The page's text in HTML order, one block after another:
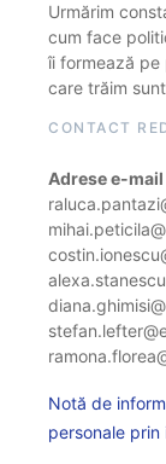
Urmărim
cum face
îi formează pe
care trăim
CONTACT
Adrese e-mail
Notă de
personale